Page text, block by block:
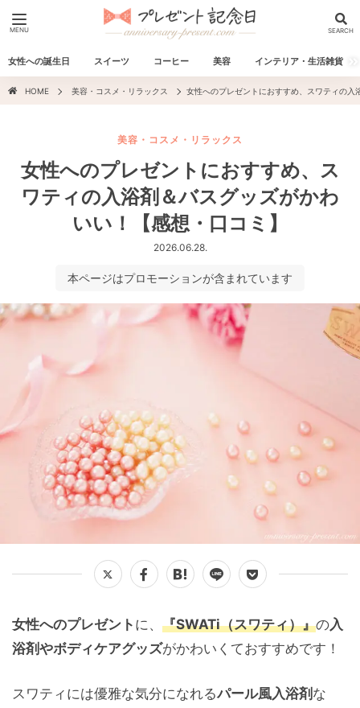
女性への誕生日 スイーツ コーヒー 美容 インテリア・生活雑貨
MENU SEARCH
HOME 美容・コスメ・リラックス 女性へのプレゼントにおすすめ、スワティの
女性へのプレゼントにおすすめ、ス
ワティの入浴剤＆バスグッズがかわ
いい！【感想・口コミ】
美容・コスメ・リラックス
2026.06.28.
女性へのプレゼント に、 『SWATi（スワティ）』の入
浴剤やボディケアグッズがかわいくておすすめです！
スワティには優雅な気分になれるパール風入浴剤 な